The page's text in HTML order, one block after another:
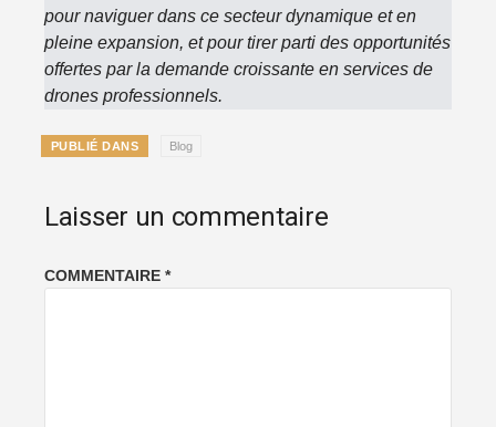
pour naviguer dans ce secteur dynamique et en
pleine expansion, et pour tirer parti des opportunités
offertes par la demande croissante en services de
drones professionnels.
PUBLIÉ DANS Blog
Laisser un commentaire
COMMENTAIRE *